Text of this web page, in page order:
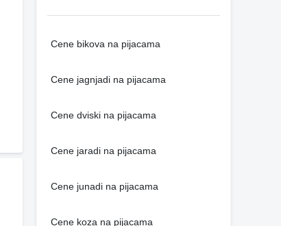
Cene bikova na pijacama
Cene jagnjadi na pijacama
Cene dviski na pijacama
Cene jaradi na pijacama
Cene junadi na pijacama
Cene koza na pijacama